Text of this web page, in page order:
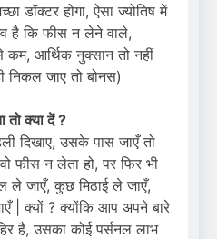
डॉक्टर होगा, ऐसा ज्योतिष में
है कि फीस न लेने वाले,
कम, आर्थिक नुक्सान तो नहीं
निकल जाए तो बोनस)
तो क्या दें ?
दिखाए, उसके पास जाएँ तो
फीस न लेता हो, पर फिर भी
जाएँ, कुछ मिठाई ले जाएँ,
| क्यों ? क्योंकि आप अपने बारे
है, उसका कोई पर्सनल लाभ